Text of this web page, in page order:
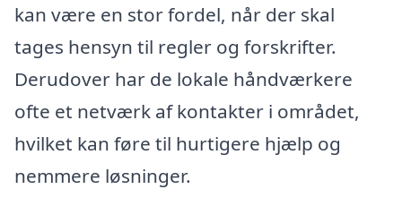
kan være en stor fordel, når der skal
tages hensyn til regler og forskrifter.
Derudover har de lokale håndværkere
ofte et netværk af kontakter i området,
hvilket kan føre til hurtigere hjælp og
nemmere løsninger.